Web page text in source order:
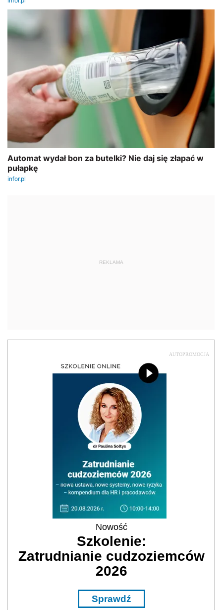
REKLAMA
AUTOPROMOCJA
Nowość
Szkolenie:
Zatrudnianie cudzoziemców
2026
Sprawdź